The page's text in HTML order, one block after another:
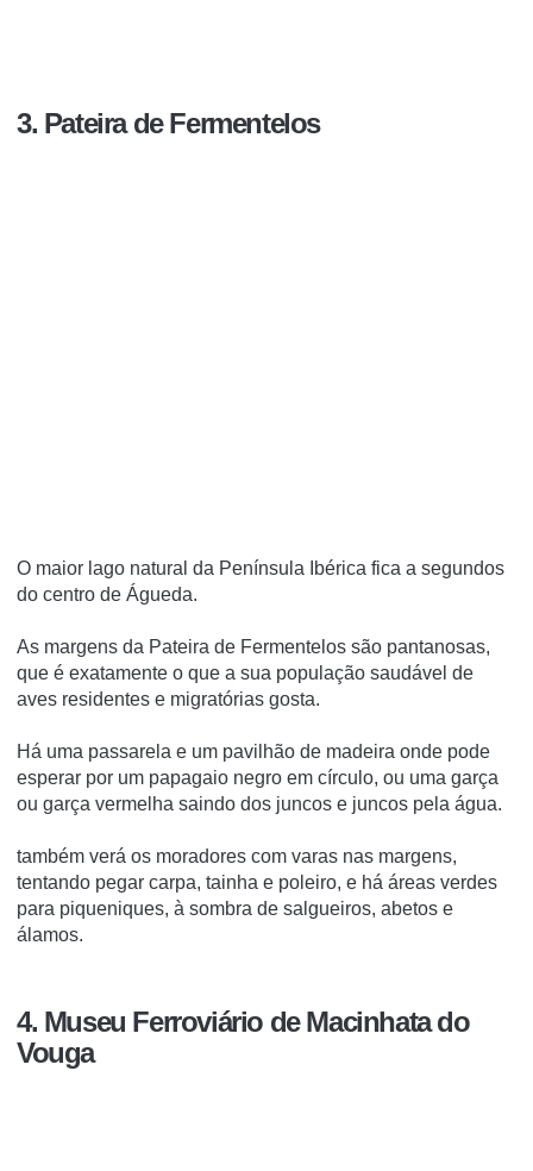
3. Pateira de Fermentelos
O maior lago natural da Península Ibérica fica a segundos
do centro de Águeda.
As margens da Pateira de Fermentelos são pantanosas,
que é exatamente o que a sua população saudável de
aves residentes e migratórias gosta.
Há uma passarela e um pavilhão de madeira onde pode
esperar por um papagaio negro em círculo, ou uma garça
ou garça vermelha saindo dos juncos e juncos pela água.
também verá os moradores com varas nas margens,
tentando pegar carpa, tainha e poleiro, e há áreas verdes
para piqueniques, à sombra de salgueiros, abetos e
álamos.
4. Museu Ferroviário de Macinhata do
Vouga